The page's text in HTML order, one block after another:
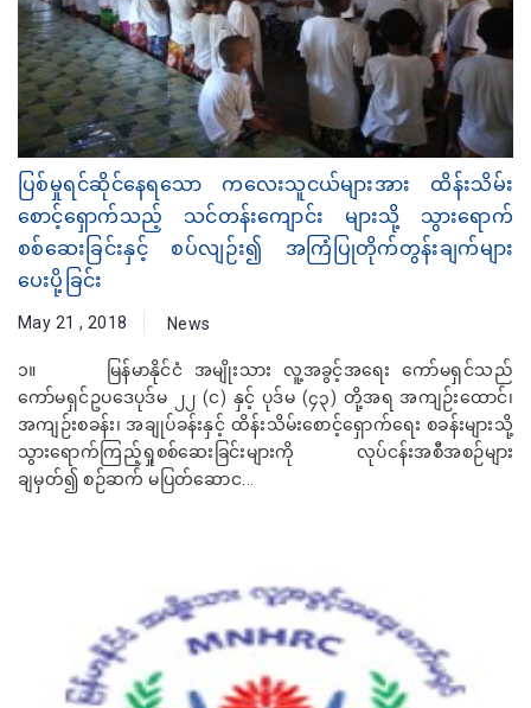
ပြစ်မှုရင်ဆိုင်နေရသော ကလေးသူငယ်များအား ထိန်းသိမ်း
စောင့်ရှောက်သည့် သင်တန်းကျောင်း များသို့ သွားရောက်
စစ်ဆေးခြင်းနှင့် စပ်လျဉ်း၍ အကြံပြုတိုက်တွန်းချက်များ
ပေးပို့ခြင်း
May 21 , 2018 News
၁။ မြန်မာနိုင်ငံ အမျိုးသား လူ့အခွင့်အရေး ကော်မရှင်သည်
ကော်မရှင်ဥပဒေပုဒ်မ ၂၂ (င) နှင့် ပုဒ်မ (၄၃) တို့အရ အကျဉ်းထောင်၊
အကျဉ်းစခန်း၊ အချုပ်ခန်းနှင့် ထိန်းသိမ်းစောင့်ရှောက်ရေး စခန်းများသို့
သွားရောက်ကြည့်ရှုစစ်ဆေးခြင်းများကို လုပ်ငန်းအစီအစဉ်များ
ချမှတ်၍ စဉ်ဆက် မပြတ်ဆောင...